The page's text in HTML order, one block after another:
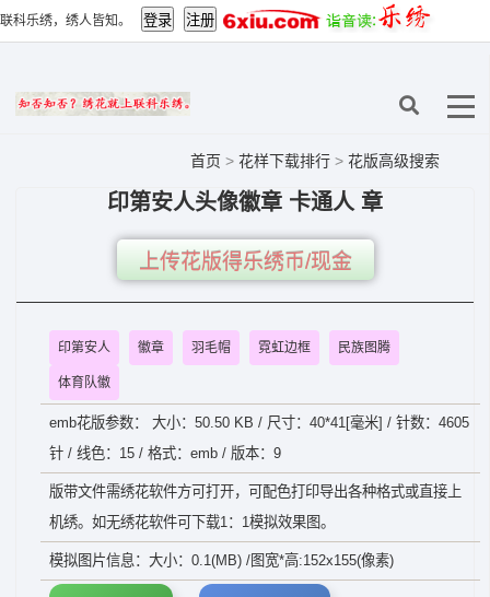
联科乐绣，绣人皆知。
首页 > 花样下载排行 > 花版高级搜索
印第安人头像徽章 卡通人 章
上传花版得乐绣币/现金
印第安人 徽章 羽毛帽 霓虹边框 民族图腾
体育队徽
emb花版参数： 大小：50.50 KB / 尺寸：40*41[毫米] / 针数：4605
针 / 线色：15 / 格式：emb / 版本：9
版带文件需绣花软件方可打开，可配色打印导出各种格式或直接上
机绣。如无绣花软件可下载1：1模拟效果图。
模拟图片信息：大小：0.1(MB) /图宽*高:152x155(像素)